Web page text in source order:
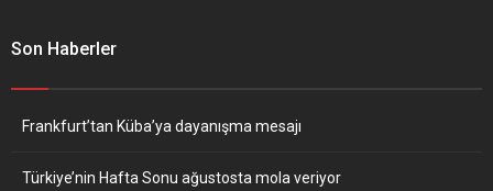
Son Haberler
Frankfurt’tan Küba’ya dayanışma mesajı
Türkiye’nin Hafta Sonu ağustosta mola veriyor